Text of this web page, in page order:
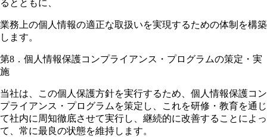
るとともに、
業務上の個人情報の適正な取扱いを実現するための体制を構築
します。
第8．個人情報保護コンプライアンス・プログラムの策定・実
施
当社は、この個人保護方針を実行するため、個人情報保護コン
プライアンス・プログラムを策定し、これを研修・教育を通じ
て社内に周知徹底させて実行し、継続的に改善することによっ
て、常に最良の状態を維持します。